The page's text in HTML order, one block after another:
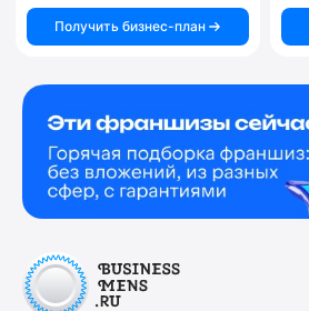
Получить бизнес-план